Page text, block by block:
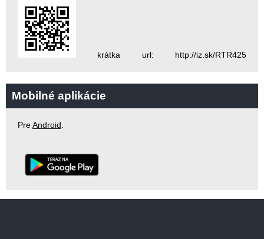
krátka url: http://iz.sk/RTR425
Mobilné aplikácie
PreAndroid.